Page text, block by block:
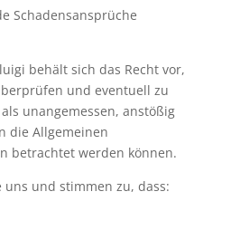
Schadensansprüche
behält sich das Recht vor,
und eventuell zu
unangemessen, anstößig
die Allgemeinen
betrachtet werden können.
und stimmen zu, dass: